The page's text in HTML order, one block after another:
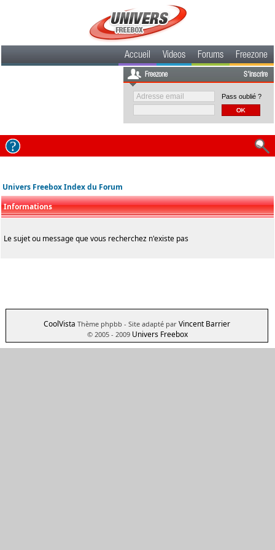
Accueil Videos Forums Freezone
Freezone S'inscrire
Pass oublié ?
Univers Freebox Index du Forum
Informations
Le sujet ou message que vous recherchez n'existe pas
CoolVista Thème phpbb - Site adapté par Vincent Barrier
© 2005 - 2009 Univers Freebox